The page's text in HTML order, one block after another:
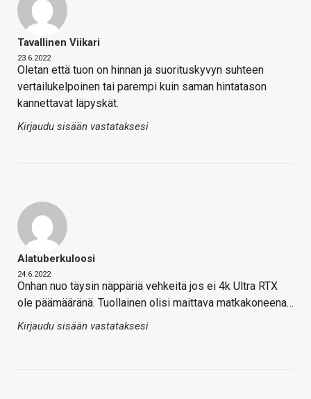
Tavallinen Viikari
23.6.2022
Oletan että tuon on hinnan ja suorituskyvyn suhteen
vertailukelpoinen tai parempi kuin saman hintatason
kannettavat läpyskät.
Kirjaudu sisään vastataksesi
Alatuberkuloosi
24.6.2022
Onhan nuo täysin näppäriä vehkeitä jos ei 4k Ultra RTX
ole päämääränä. Tuollainen olisi maittava matkakoneena…
Kirjaudu sisään vastataksesi